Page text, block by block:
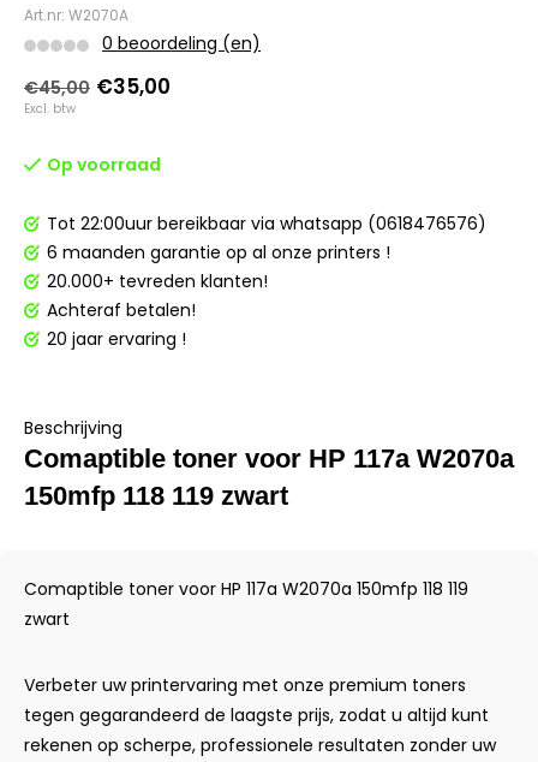
Art.nr: W2070A
0 beoordeling (en)
€45,00 €35,00
Excl. btw
Op voorraad
Tot 22:00uur bereikbaar via whatsapp (0618476576)
6 maanden garantie op al onze printers !
20.000+ tevreden klanten!
Achteraf betalen!
20 jaar ervaring !
Beschrijving
Comaptible toner voor HP 117a W2070a
150mfp 118 119 zwart
Comaptible toner voor HP 117a W2070a 150mfp 118 119
zwart
Verbeter uw printervaring met onze premium toners
tegen gegarandeerd de laagste prijs, zodat u altijd kunt
rekenen op scherpe, professionele resultaten zonder uw